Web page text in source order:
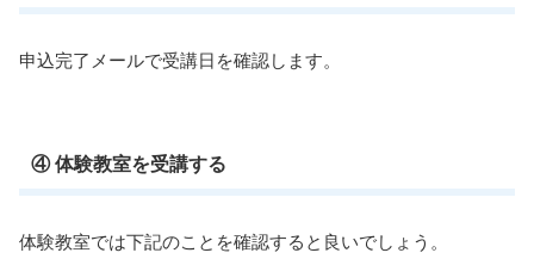
申込完了メールで受講日を確認します。
④ 体験教室を受講する
体験教室では下記のことを確認すると良いでしょう。